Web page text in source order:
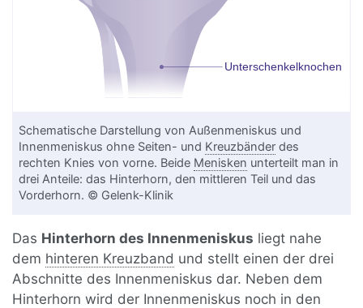
Schematische Darstellung von Außenmeniskus und
Innenmeniskus ohne Seiten- und Kreuzbänder des
rechten Knies von vorne. Beide Menisken unterteilt man in
drei Anteile: das Hinterhorn, den mittleren Teil und das
Vorderhorn. © Gelenk-Klinik
Das Hinterhorn des Innenmeniskus liegt nahe
dem hinteren Kreuzband und stellt einen der drei
Abschnitte des Innenmeniskus dar. Neben dem
Hinterhorn wird der Innenmeniskus noch in den